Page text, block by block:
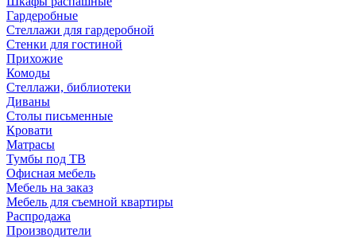
Гардеробные
Стеллажи для гардеробной
Стенки для гостиной
Прихожие
Комоды
Стеллажи, библиотеки
Диваны
Столы письменные
Кровати
Матрасы
Тумбы под ТВ
Офисная мебель
Мебель на заказ
Мебель для съемной квартиры
Распродажа
Производители